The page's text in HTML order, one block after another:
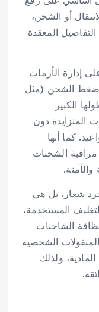
أو الشحن،
المعقدة
إدارة الأزمات
ضغط الشحن (مثل
الكبير
المتزايدة دون
كما أنها
مراقبة الشحنات
شعار، بل هي
المستخدمة،
الشاحنات
الشخصية
ولذلك